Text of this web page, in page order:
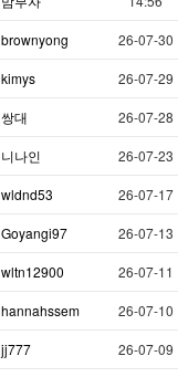
brownyong 26-07-30
kimys 26-07-29
쌍대 26-07-28
니나인 26-07-23
wldnd53 26-07-17
Goyangi97 26-07-13
wltn12900 26-07-11
hannahssem 26-07-10
jj777 26-07-09